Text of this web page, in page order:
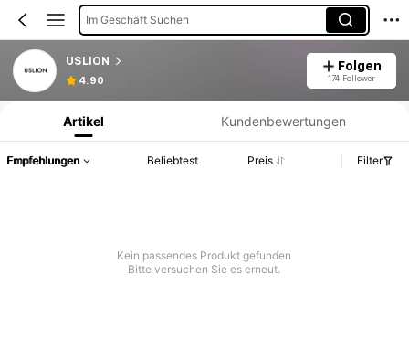
Im Geschäft Suchen
USLION
4.90
Folgen
174 Follower
Produktinformation: Preisangabe, Verkaufs- und Lagerbestandsdetails.
Artikel Kundenbewertungen
Empfehlungen Beliebtest Preis Filter
Kein passendes Produkt gefunden
Bitte versuchen Sie es erneut.